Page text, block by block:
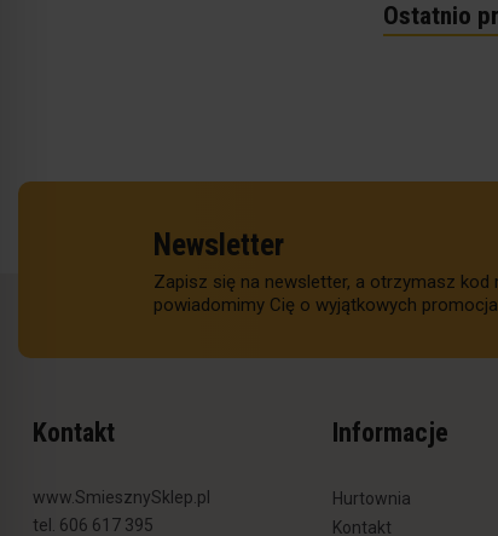
Ostatnio
Newsletter
Zapisz się na newsletter, a otrzymasz kod
powiadomimy Cię o wyjątkowych
Kontakt
www.SmiesznySklep.pl
tel. 606 617 395
Informacje
Hurtownia
Kontakt